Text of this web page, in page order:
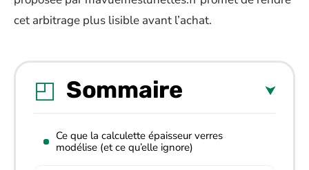
cet arbitrage plus lisible avant l’achat.
Sommaire
Ce que la calculette épaisseur verres
modélise (et ce qu’elle ignore)